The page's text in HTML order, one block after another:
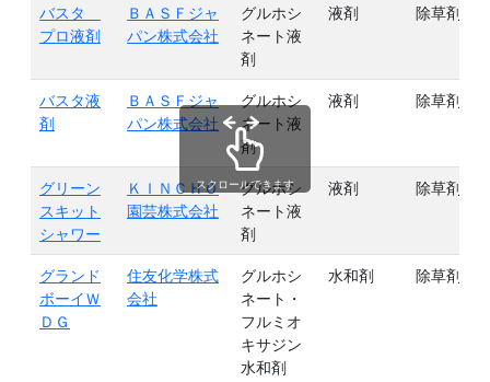
バスタ
プロ液剤
ＢＡＳＦジャ
パン株式会社
グルホシ
ネート液
剤
液剤 除草剤
バスタ液
剤
ＢＡＳＦジャ
パン株式会社
グルホシ
ネート液
剤
液剤 除草剤
グリーン
スキット
シャワー
ＫＩＮＣＨＯ
園芸株式会社
グルホシ
ネート液
剤
液剤 除草剤
グランド
ボーイＷ
ＤＧ
住友化学株式
会社
グルホシ
ネート・
フルミオ
キサジン
水和剤
水和剤 除草剤
スクロールできます